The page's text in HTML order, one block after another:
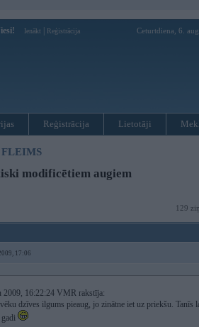
Ienākt Reģistrācija Ceturtdiena, 6.
Reģistrācija Lietotāji
FLEIMS
modificētiem augiem
129
17:06
2009, 16:22:24 VMR rakstīja:
dzīves ilgums pieaug, jo zinātne iet uz priekšu.